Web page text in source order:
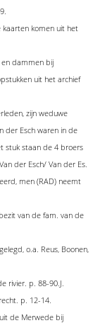
kaarten komen uit het
en dammen bij
uit het archief
zijn weduwe
der Esch waren in de
stuk staan de 4 broers
der Esch/ Van der Es.
men (RAD) neemt
van de fam. van de
o.a. Reus, Boonen,
rivier. p. 88-90.J.
p. 12-14.
de Merwede bij